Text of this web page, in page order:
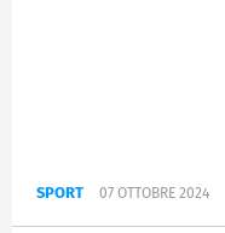
SPORT 07 OTTOBRE 2024